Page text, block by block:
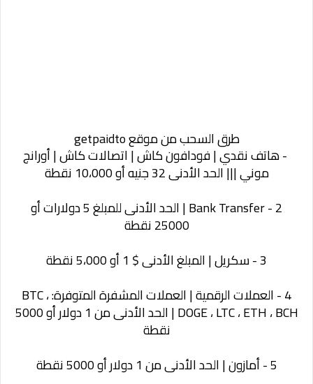
طرق السحب من موقع getpaidto
- هاتف نقدي | فودافون كاش | اتصالات كاش | أورانج
موني ||| الحد الأدنى 32 جنيه أو 10،000 نقطة
Bank Transfer - 2 | الحد الأدنى للمبلغ 5 دولارات أو
25000 نقطة
3 - سكريل | المبلغ الأدنى $ 1 أو 5،000 نقطة
4 - العملات الرقمية | العملات المشفرة المتوفرة: BTC ،
DOGE ، LTC ، ETH ، BCH | الحد الأدنى من 1 دولار أو 5000
نقطة
5 - أمازون | الحد الأدنى من 1 دولار أو 5000 نقطة